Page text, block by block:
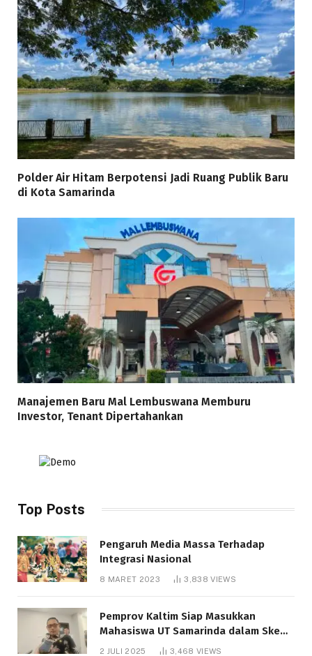
Polder Air Hitam Berpotensi Jadi Ruang Publik Baru
di Kota Samarinda
Manajemen Baru Mal Lembuswana Memburu
Investor, Tenant Dipertahankan
Top Posts
Pengaruh Media Massa Terhadap
Integrasi Nasional
8 MARET 2023 3,838VIEWS
Pemprov Kaltim Siap Masukkan
Mahasiswa UT Samarinda dalam Skema
Bantuan Pendidikan Gratispol
2 JULI 2025 3,468 VIEWS